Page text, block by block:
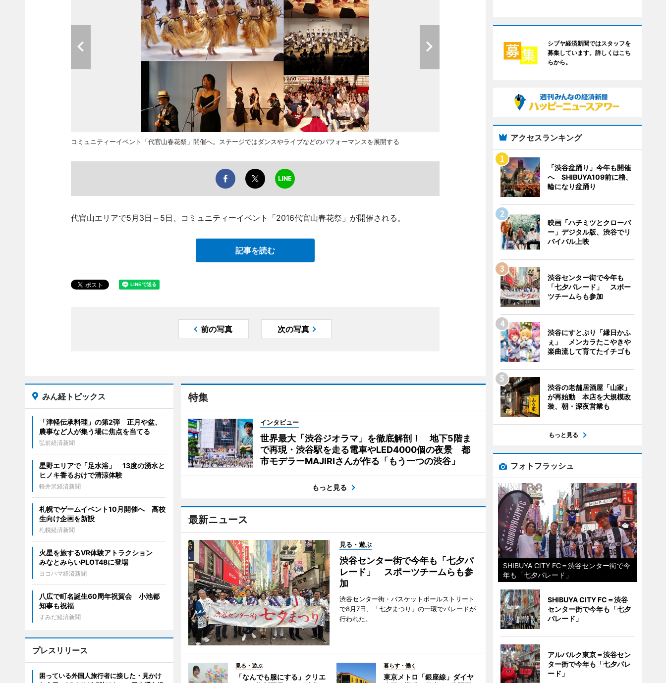
コミュニティーイベント「代官山春花祭」開催へ。ステージではダンスやライブなどのパフォーマンスを展開する
代官山エリアで5月3日～5日、コミュニティーイベント「2016代官山春花祭」が開催される。
記事を読む
前の写真 次の写真
特集
インタビュー
世界最大「渋谷ジオラマ」を徹底解剖！ 地下5階ま
で再現・渋谷駅を走る電車やLED4000個の夜景 都
市モデラーMAJIRIさんが作る「もう一つの渋谷」
もっと見る
最新ニュース
見る・遊ぶ
渋谷センター街で今年も「七夕パ
レード」 スポーツチームらも参
加
渋谷センター街・バスケットボールストリート
で8月7日、「七夕まつり」の一環でパレードが
行われた。
見る・遊ぶ
「なんでも服にする」クリエ
暮らす・働く
東京メトロ「銀座線」ダイヤ
みん経トピックス
「津軽伝承料理」の第2弾 正月や盆、
農事など人が集う場に焦点を当てる
弘前経済新聞
星野エリアで「足水浴」 13度の湧水と
ヒノキ香るおけで清涼体験
軽井沢経済新聞
札幌でゲームイベント10月開催へ 高校
生向け企画を新設
札幌経済新聞
火星を旅するVR体験アトラクション
みなとみらいPLOT48に登場
ヨコハマ経済新聞
八広で町名誕生60周年祝賀会 小池都
知事も祝福
すみだ経済新聞
プレスリリース
困っている外国人旅行者に接した・見かけ
シブヤ経済新聞ではスタッフを
募集しています。詳しくはこち
らから。
アクセスランキング
「渋谷盆踊り」今年も開催
へ SHIBUYA109前に櫓、
輪になり盆踊り
映画「ハチミツとクローバ
ー」デジタル版、渋谷でリ
バイバル上映
渋谷センター街で今年も
「七夕パレード」 スポー
ツチームらも参加
渋谷にすとぷり「縁日かふ
ぇ」 メンカラたこやきや
楽曲流して育てたイチゴも
渋谷の老舗居酒屋「山家」
が再始動 本店を大規模改
装、朝・深夜営業も
もっと見る
フォトフラッシュ
SHIBUYA CITY FC＝渋谷センター街で今
年も「七夕パレード」
SHIBUYA CITY FC＝渋谷
センター街で今年も「七夕
パレード」
アルバルク東京＝渋谷セン
ター街で今年も「七夕パレ
ード」